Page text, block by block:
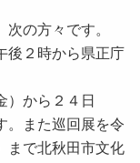
の方々です。
後２時から県正庁
から２４日
。また巡回展を令
まで北秋田市文化